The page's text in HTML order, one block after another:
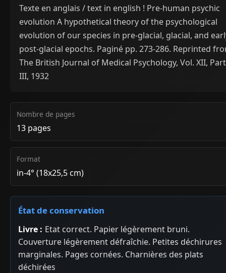
Texte en anglais / text in english ! Pre-human psychic
evolution A hypothetical theory of the psychological
evolution of our species in pre-glacial, glacial, and
post-glacial epochs. Paginé pp. 273-286. Reprinted
The British Journal of Medical Psychology, Vol. XII, Part
III, 1932
Nombre de pages
13 pages
Format
in-4° (18x25,5 cm)
État de conservation
Livre : Etat correct. Papier légèrement bruni.
Couverture légèrement défraîchie. Petites déchirures
marginales. Pages cornées. Charnières des plats
déchirées